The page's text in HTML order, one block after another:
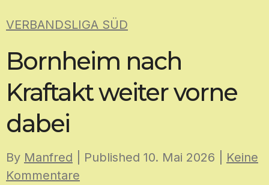
to
VERBANDSLIGA SÜD
Bornheim nach
Kraftakt weiter vorne
dabei
By Manfred | Published 10. Mai 2026
Keine
Kommentare